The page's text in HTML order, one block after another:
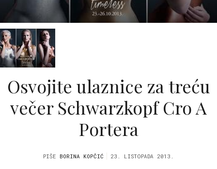
Osvojite ulaznice za treću
večer Schwarzkopf Cro A
Portera
PIŠE BORINA KOPČIĆ 23. LISTOPADA 2013.